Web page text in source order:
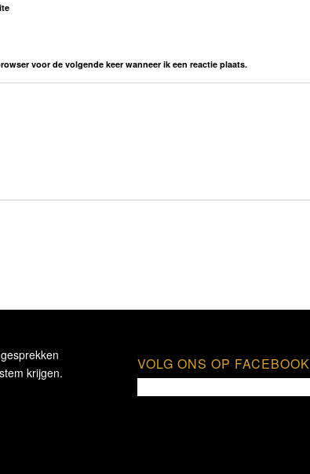
voor de volgende keer wanneer ik een reactie plaats.
krijgen.
VOLG ONS OP FACEBOOK